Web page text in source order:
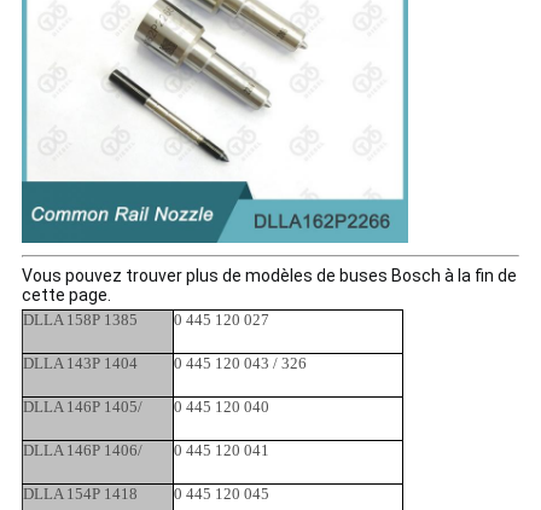
Vous pouvez trouver plus de modèles de buses Bosch à la fin de
cette page.
DLLA 158P 1385 0 445 120 027
DLLA 143P 1404 0 445 120 043 / 326
DLLA 146P 1405/ 0 445 120 040
DLLA 146P 1406/ 0 445 120 041
DLLA 154P 1418 0 445 120 045